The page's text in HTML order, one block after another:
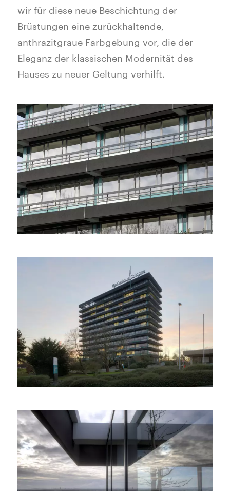
wir für diese neue Beschichtung der
Brüstungen eine zurückhaltende,
anthrazitgraue Farbgebung vor, die der
Eleganz der klassischen Modernität des
Hauses zu neuer Geltung verhilft.